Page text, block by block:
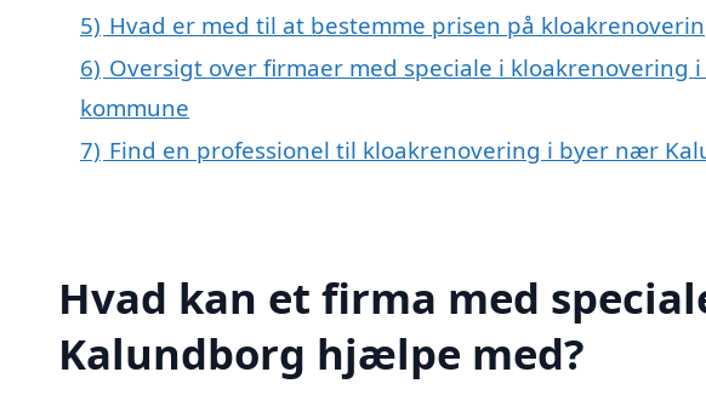
5) Hvad er med til at bestemme prisen på
6) Oversigt over firmaer med speciale i kloakrenovering
kommune
7) Find en professionel til kloakrenovering i byer nær
Hvad kan et firma med
Kalundborg hjælpe med?